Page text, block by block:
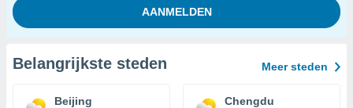
Belangrijkste steden Meer steden
Beijing Chengdu